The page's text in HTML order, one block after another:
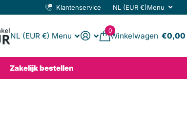
Klantenservice NL (EUR €)Menu
NL (EUR €) Menu Winkelwagen
0
€0,00
Zakelijk bestellen